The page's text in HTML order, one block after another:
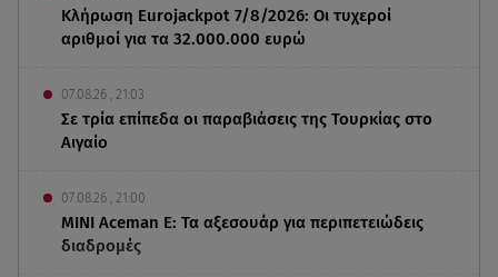
Κλήρωση Eurojackpot 7/8/2026: Οι τυχεροί
αριθμοί για τα 32.000.000 ευρώ
07.08.26 , 21:03
Σε τρία επίπεδα οι παραβιάσεις της Τουρκίας στο
Αιγαίο
07.08.26 , 21:00
MINI Aceman E: Τα αξεσουάρ για περιπετειώδεις
διαδρομές